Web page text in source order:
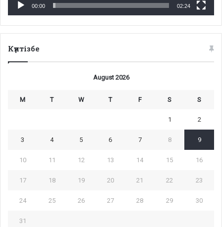
00:00 02:24
Күнтізбе
August 2026
M T W T F S S
1 2
3 4 5 6 7 8 9
10 11 12 13 14 15 16
17 18 19 20 21 22 23
24 25 26 27 28 29 30
31